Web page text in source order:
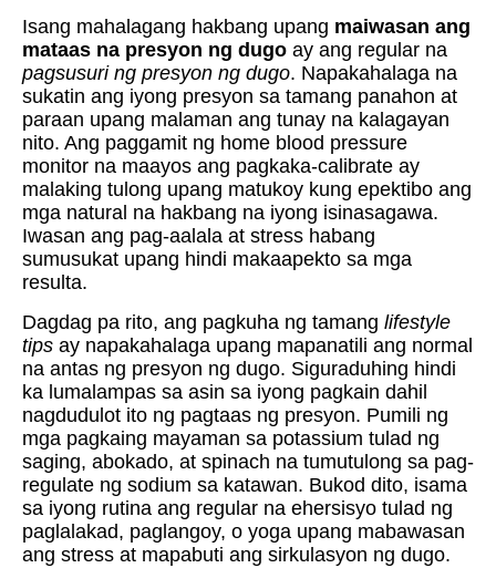
Isang mahalagang hakbang upang maiwasan ang
mataas na presyon ng dugo ay ang regular na
pagsusuri ng presyon ng dugo. Napakahalaga na
sukatin ang iyong presyon sa tamang panahon at
paraan upang malaman ang tunay na kalagayan
nito. Ang paggamit ng home blood pressure
monitor na maayos ang pagkaka-calibrate ay
malaking tulong upang matukoy kung epektibo ang
mga natural na hakbang na iyong isinasagawa.
Iwasan ang pag-aalala at stress habang
sumusukat upang hindi makaapekto sa mga
resulta.
Dagdag pa rito, ang pagkuha ng tamang lifestyle
tips ay napakahalaga upang mapanatili ang normal
na antas ng presyon ng dugo. Siguraduhing hindi
ka lumalampas sa asin sa iyong pagkain dahil
nagdudulot ito ng pagtaas ng presyon. Pumili ng
mga pagkaing mayaman sa potassium tulad ng
saging, abokado, at spinach na tumutulong sa pag-
regulate ng sodium sa katawan. Bukod dito, isama
sa iyong rutina ang regular na ehersisyo tulad ng
paglalakad, paglangoy, o yoga upang mabawasan
ang stress at mapabuti ang sirkulasyon ng dugo.